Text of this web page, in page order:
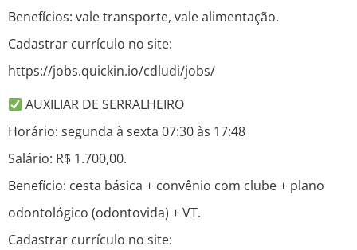
Benefícios: vale transporte, vale alimentação.
Cadastrar currículo no site:
https://jobs.quickin.io/cdludi/jobs/
AUXILIAR DE SERRALHEIRO
Horário: segunda à sexta 07:30 às 17:48
Salário: R$ 1.700,00.
Benefício: cesta básica + convênio com clube + plano
odontológico (odontovida) + VT.
Cadastrar currículo no site: